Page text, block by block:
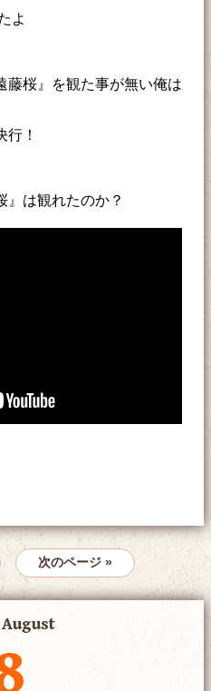
よ
藤桜』を観た事が無い俺は
行！
』は観れたのか？
次のページ »